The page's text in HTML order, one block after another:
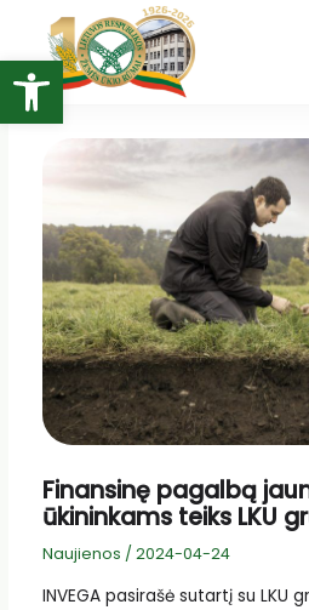
Open toolbar
turinio
Finansinę pagalbą
ūkininkams teiks LKU
Naujienos / 2024-04-24
INVEGA pasirašė sutartį su LKU